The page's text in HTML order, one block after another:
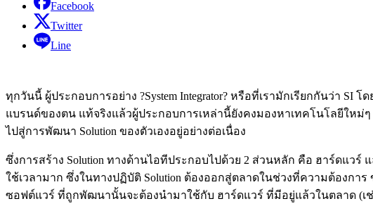
Facebook
Twitter
Line
ทุกวันนี้ ผู้ประกอบการอย่าง ?System Integrator? หรือที่เรามักเรียกกันว่า
แบรนด์ของตน แท้จริงแล้วผู้ประกอบการเหล่านี้ยังคงมองหาเทคโนโลยีให
ไปสู่การพัฒนา Solution ของตัวเองอยู่อย่างต่อเนื่อง
ซึ่งการสร้าง Solution ทางด้านไอทีประกอบไปด้วย 2 ส่วนหลัก คือ ฮาร์ดแ
ใช้เวลามาก ซึ่งในทางปฏิบัติ Solution ต้องออกสู่ตลาดในช่วงที่ความต้องกา
ซอฟต์แวร์ ที่ถูกพัฒนานั้นจะต้องนำมาใช้กับ ฮาร์ดแวร์ ที่มีอยู่แล้วในตลาด (เช่